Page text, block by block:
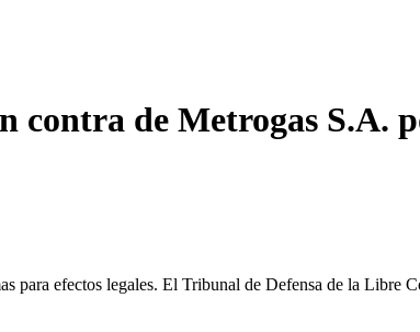
contra de Metrogas S.A.
para efectos legales. El Tribunal de Defensa de la Libre